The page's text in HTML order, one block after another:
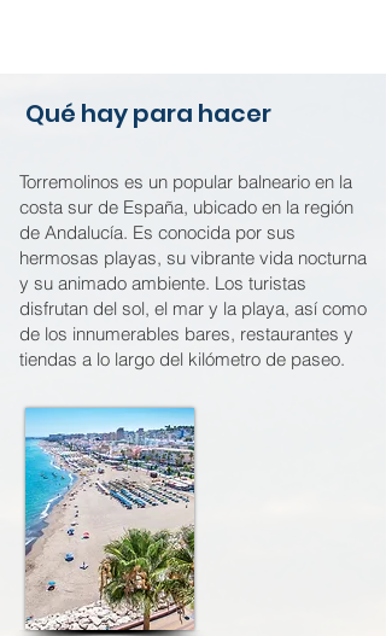
Qué hay para hacer
Torremolinos es un popular balneario en la
costa sur de España, ubicado en la región
de Andalucía. Es conocida por sus
hermosas playas, su vibrante vida nocturna
y su animado ambiente. Los turistas
disfrutan del sol, el mar y la playa, así como
de los innumerables bares, restaurantes y
tiendas a lo largo del kilómetro de paseo.